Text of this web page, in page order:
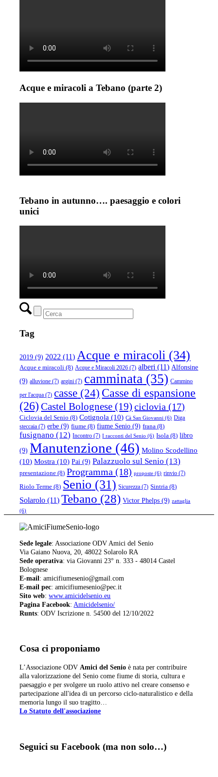
Acque e miracoli a Tebano (parte 2)
Tebano in autunno…. paesaggio e colori
unici
Tag
2019 (9) 2022 (11) Acque e miracoli (34)
Acque e miracoli (8) Acque e Miracoli 2026 (7) alberi (11) Alfonsine
(9) alluvione (7) argini (7) camminata (35) Cammino
per l'acqua (7) casse (24) Casse di espansione
(26) Castel Bolognese (19) ciclovia (17)
Ciclovia del Senio (8) Cotignola (10) Cà San Giovanni (6) Diga
steccaia (7) erbe (9) fiume (8) fiume Senio (9) frana (8)
fusignano (12) Incontro (7) I racconti del Senio (6) Isola (8) libro
(9) Manutenzione (46) Molino Scodellino
(10) Mostra (10) Pai (9) Palazzuolo sul Senio (13)
presentazione (8) Programma (18) proposte (6) rinvio (7)
Riolo Terme (8) Senio (31) Sicurezza (7) Sintria (8)
Solarolo (11) Tebano (28) Victor Phelps (9) zattaglia
(6)
Sede legale: Associazione ODV Amici del Senio
Via Gaiano Nuova, 20, 48022 Solarolo RA
Sede operativa: via Giovanni 23° n. 333 - 48014 Castel
Bolognese
E-mail: amicifiumesenio@gmail.com
E-mail pec: amicifiumesenio@pec.it
Sito web:www.amicidelsenio.eu
Pagina Facebook: Amicidelsenio/
Runts: ODV Iscrizione n. 54500 del 12/10/2022
Cosa ci proponiamo
L’Associazione ODVAmici del Senio è nata per contribuire
alla valorizzazione del Senio come fiume di storia, cultura e
paesaggio e per svolgere un ruolo attivo nel creare consenso e
partecipazione all'idea di un percorso ciclo-naturalistico e della
memoria lungo il suo tragitto…
Lo Statuto dell'associazione
Seguici su Facebook (ma non solo…)